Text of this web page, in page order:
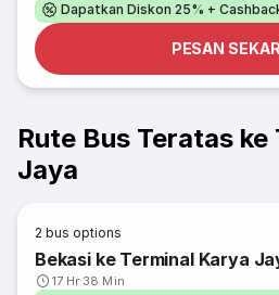
Dapatkan Diskon 25% +
PESAN
Rute Bus Teratas
Jaya
2 bus options
Bekasi ke Terminal Karya
17 Hr 38 Min